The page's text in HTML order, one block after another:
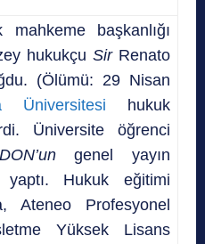
mahkeme başkanlığı
hukukçu SirRenato
(Ölümü: 29 Nisan
Üniversitesi hukuk
Üniversite öğrenci
genel yayın
yaptı. Hukuk eğitimi
Ateneo Profesyonel
Yüksek Lisans